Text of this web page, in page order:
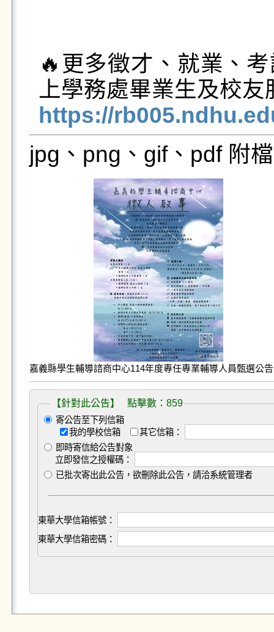
🔥更多徵才、就業、
https://
jpg、png、gif、pdf 附
嘉義縣學生輔導諮商中心114年度專任專業輔導人員甄選公
【針對此公告】 點擊數：859
寄公告至下列信箱
我的學校信箱
其它信箱：
即時寄信給公告對象
立即發信之授權碼：
已批次寄出此公告，欲刪除此公告，請洽系統管理者
東華大學信箱帳號：
東華大學信箱密碼：